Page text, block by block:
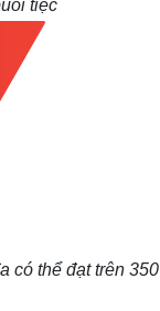
tiệc
có thể đạt trên 350